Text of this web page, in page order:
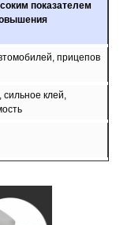
показателем
прицепов
клей,
в 1 маленькую